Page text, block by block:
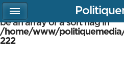
Warning
: array_multisort():
be an array or a sort flag in
/home/www/
222